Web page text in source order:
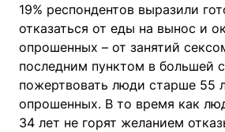
19% респондентов выразили
отказаться от еды на вынос и
опрошенных – от занятий
последним пунктом в большей
пожертвовать люди старше 55
опрошенных. В то время как
34 лет не горят желанием